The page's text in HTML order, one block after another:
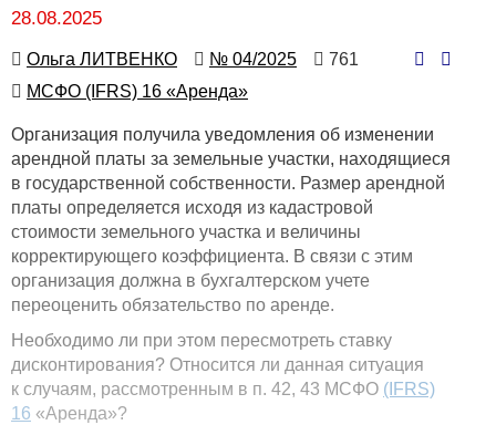
28.08.2025
Автор
Ольга ЛИТВЕНКО Номер
№ 04/2025
Количество
761
Автор
МСФО (IFRS) 16 «Аренда»
Организация получила уведомления об изменении
арендной платы за земельные участки, находящиеся
в государственной собственности. Размер арендной
платы определяется исходя из кадастровой
стоимости земельного участка и величины
корректирующего коэффициента. В связи с этим
организация должна в бухгалтерском учете
переоценить обязательство по аренде.
Необходимо ли при этом пересмотреть ставку
дисконтирования? Относится ли данная ситуация
к случаям, рассмотренным в п. 42, 43 МСФО (IFRS)
16 «Аренда»?